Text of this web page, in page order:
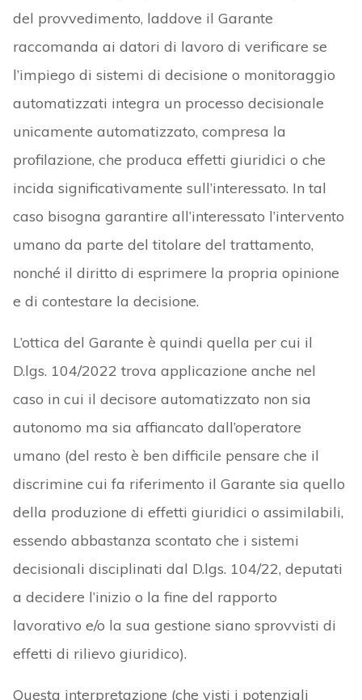
del provvedimento, laddove il Garante
raccomanda ai datori di lavoro di verificare se
l’impiego di sistemi di decisione o monitoraggio
automatizzati integra un processo decisionale
unicamente automatizzato, compresa la
profilazione, che produca effetti giuridici o che
incida significativamente sull’interessato. In tal
caso bisogna garantire all’interessato l’intervento
umano da parte del titolare del trattamento,
nonché il diritto di esprimere la propria opinione
e di contestare la decisione.
L’ottica del Garante è quindi quella per cui il
D.lgs. 104/2022 trova applicazione anche nel
caso in cui il decisore automatizzato non sia
autonomo ma sia affiancato dall’operatore
umano (del resto è ben difficile pensare che il
discrimine cui fa riferimento il Garante sia quello
della produzione di effetti giuridici o assimilabili,
essendo abbastanza scontato che i sistemi
decisionali disciplinati dal D.lgs. 104/22, deputati
a decidere l’inizio o la fine del rapporto
lavorativo e/o la sua gestione siano sprovvisti di
effetti di rilievo giuridico).
Questa interpretazione (che visti i potenziali